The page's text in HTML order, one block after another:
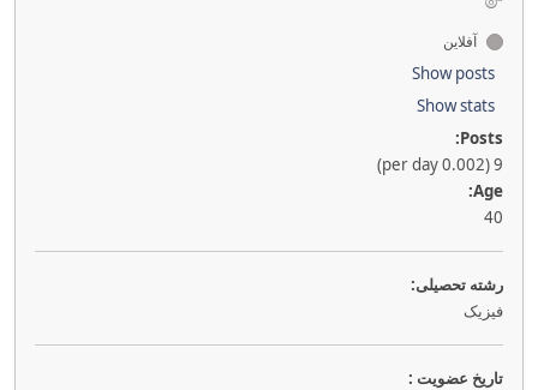
آفلاین
Show posts
Show stats
Posts:
9 (0.002 per day)
Age:
40
رشته تحصیلی:
فیزیک
تاريخ عضويت :